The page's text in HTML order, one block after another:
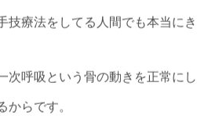
技療法をしてる人間でも本当に
次呼吸という骨の動きを正常に
からです。